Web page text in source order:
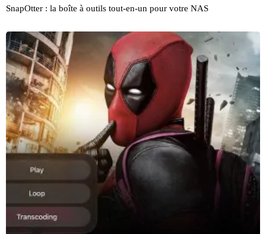
SnapOtter : la boîte à outils tout-en-un pour votre NAS